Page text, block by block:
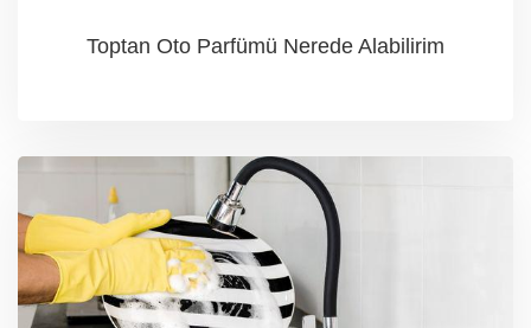
Toptan Oto Parfümü Nerede Alabilirim